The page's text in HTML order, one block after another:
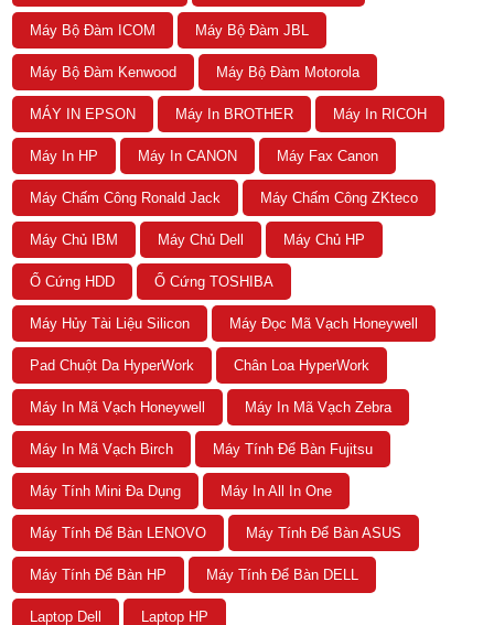
Máy Bộ Đàm ICOM Máy Bộ Đàm JBL
Máy Bộ Đàm Kenwood Máy Bộ Đàm Motorola
MÁY IN EPSON Máy In BROTHER Máy In RICOH
Máy In HP Máy In CANON Máy Fax Canon
Máy Chấm Công Ronald Jack Máy Chấm Công ZKteco
Máy Chủ IBM Máy Chủ Dell Máy Chủ HP
Ổ Cứng HDD Ổ Cứng TOSHIBA
Máy Hủy Tài Liệu Silicon Máy Đọc Mã Vạch Honeywell
Pad Chuột Da HyperWork Chân Loa HyperWork
Máy In Mã Vạch Honeywell Máy In Mã Vạch Zebra
Máy In Mã Vạch Birch Máy Tính Để Bàn Fujitsu
Máy Tính Mini Đa Dụng Máy In All In One
Máy Tính Để Bàn LENOVO Máy Tính Để Bàn ASUS
Máy Tính Để Bàn HP Máy Tính Để Bàn DELL
Laptop Dell Laptop HP